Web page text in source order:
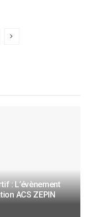
: L’évènement
ACS ZEPIN